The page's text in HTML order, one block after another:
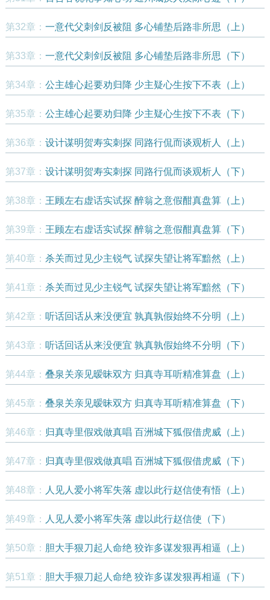
第32章： 一意代父刺剑反被阻 多心铺垫后路非所思（上）
第33章： 一意代父刺剑反被阻 多心铺垫后路非所思（下）
第34章： 公主雄心起要劝归降 少主疑心生按下不表（上）
第35章： 公主雄心起要劝归降 少主疑心生按下不表（下）
第36章： 设计谋明贺寿实刺探 同路行侃而谈观析人（上）
第37章： 设计谋明贺寿实刺探 同路行侃而谈观析人（下）
第38章： 王顾左右虚话实试探 醉翁之意假酣真盘算（上）
第39章： 王顾左右虚话实试探 醉翁之意假酣真盘算（下）
第40章： 杀关而过见少主锐气 试探失望让将军黯然（上）
第41章： 杀关而过见少主锐气 试探失望让将军黯然（下）
第42章： 听话回话从来没便宜 孰真孰假始终不分明（上）
第43章： 听话回话从来没便宜 孰真孰假始终不分明（下）
第44章： 叠泉关亲见暧昧双方 归真寺耳听精准算盘（上）
第45章： 叠泉关亲见暧昧双方 归真寺耳听精准算盘（下）
第46章： 归真寺里假戏做真唱 百洲城下狐假借虎威（上）
第47章： 归真寺里假戏做真唱 百洲城下狐假借虎威（下）
第48章： 人见人爱小将军失落 虚以此行赵信使有悟（上）
第49章： 人见人爱小将军失落 虚以此行赵信使（下）
第50章： 胆大手狠刀起人命绝 狡诈多谋发狠再相逼（上）
第51章： 胆大手狠刀起人命绝 狡诈多谋发狠再相逼（下）